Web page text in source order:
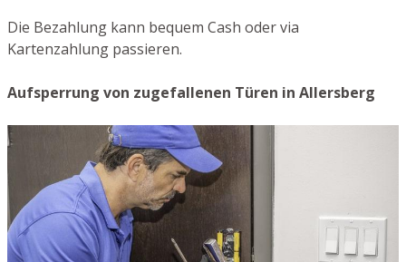
Die Bezahlung kann bequem Cash oder via
Kartenzahlung passieren.
Aufsperrung von zugefallenen Türen in Allersberg